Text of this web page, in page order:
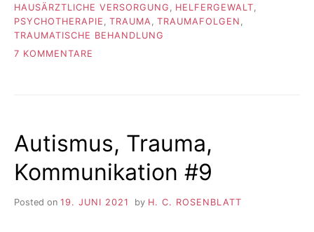
HAUSÄRZTLICHE VERSORGUNG , HELFERGEWALT,
PSYCHOTHERAPIE , TRAUMA, TRAUMAFOLGEN ,
TRAUMATISCHE BEHANDLUNG
7 KOMMENTARE
OUTING
ALS
AUTISTISCH
UND
Autismus, Trauma,
Kommunikation #9
Posted on 19. JUNI 2021 by H. C. ROSENBLATT